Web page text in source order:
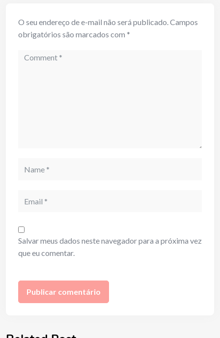
O seu endereço de e-mail não será publicado.Campos
obrigatórios são marcados com *
Comment
Salvar meus dados neste navegador para a próxima vez
que eu comentar.